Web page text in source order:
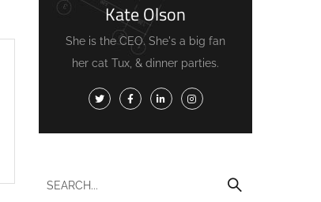
Kate Olson
She is the CEO. She's a big fan
her cat Tux, & dinner parties.